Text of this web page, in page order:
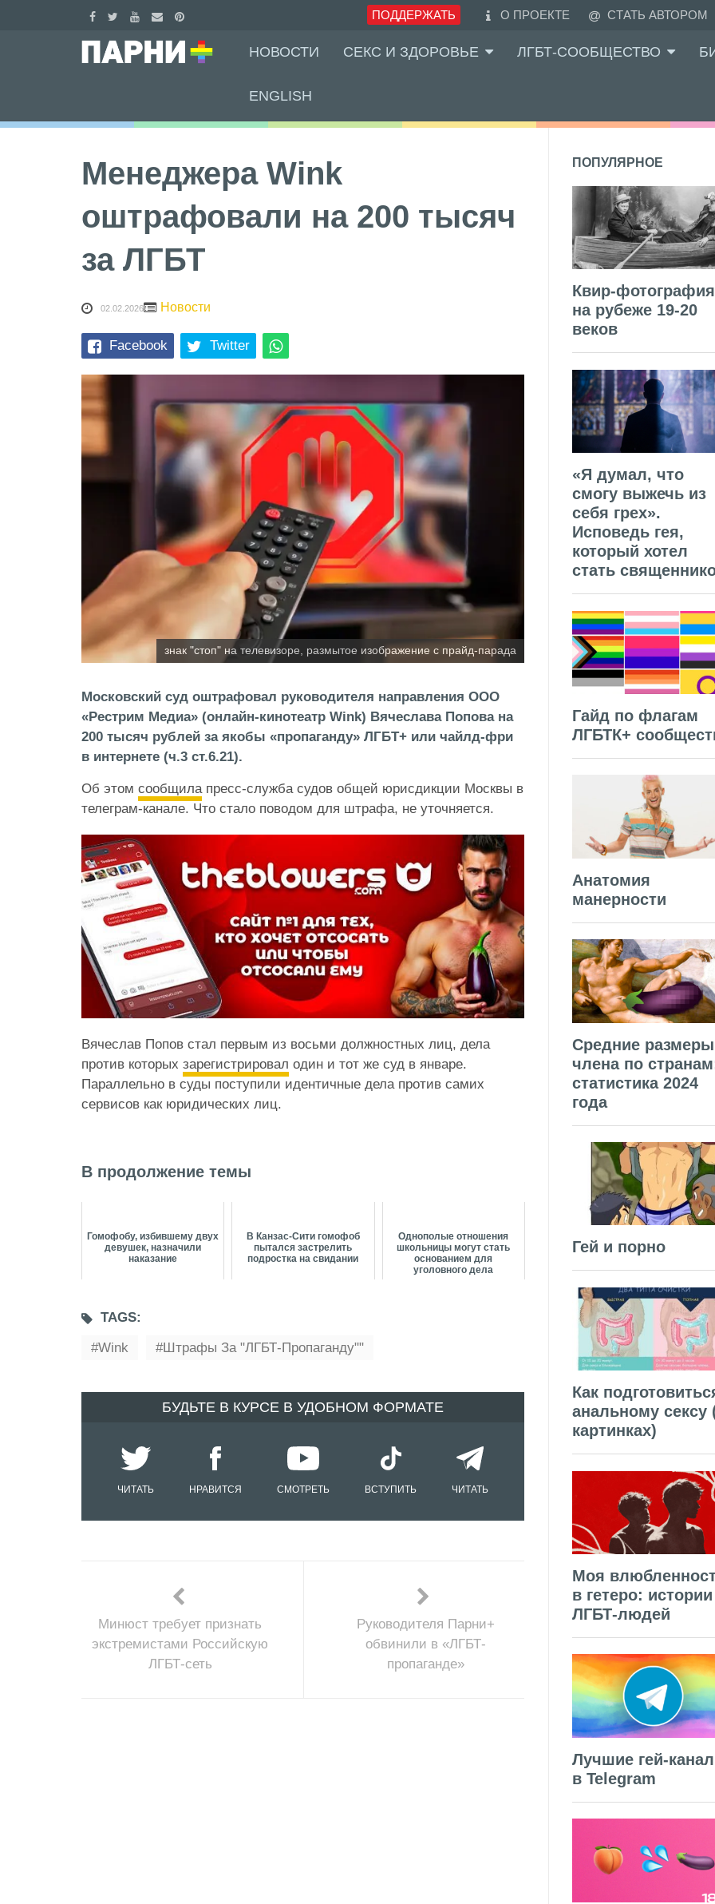
ПОДДЕРЖАТЬ О ПРОЕКТЕ СТАТЬ АВТОРОМ
НОВОСТИ СЕКС И ЗДОРОВЬЕ ЛГБТ-СООБЩЕСТВО
ENGLISH
Менеджера Wink
оштрафовали на 200 тысяч
за ЛГБТ
02.02.2026 Новости
Facebook Twitter
знак "стоп" на телевизоре, размытое изображение с прайд-парада
Московский суд оштрафовал руководителя направления ООО
«Рестрим Медиа» (онлайн-кинотеатр Wink) Вячеслава Попова на
200 тысяч рублей за якобы «пропаганду» ЛГБТ+ или чайлд-фри
в интернете (ч.3 ст.6.21).
Об этом сообщила пресс-служба судов общей юрисдикции Москвы в
телеграм-канале. Что стало поводом для штрафа, не уточняется.
Вячеслав Попов стал первым из восьми должностных лиц, дела
против которых зарегистрировал один и тот же суд в январе.
Параллельно в суды поступили идентичные дела против самих
сервисов как юридических лиц.
В продолжение темы
Гомофобу, избившему двух
девушек, назначили
наказание
В Канзас-Сити гомофоб
пытался застрелить
подростка на свидании
Однополые отношения
школьницы могут стать
основанием для
уголовного дела
TAGS:
Wink
Штрафы За "ЛГБТ-Пропаганду""
БУДЬТЕ В КУРСЕ В УДОБНОМ ФОРМАТЕ
ЧИТАТЬ НРАВИТСЯ СМОТРЕТЬ ВСТУПИТЬ ЧИТАТЬ
Минюст требует признать
экстремистами Российскую
ЛГБТ-сеть
Руководителя Парни+
обвинили в «ЛГБТ-
пропаганде»
ПОПУЛЯРНОЕ
Квир-фотография
на рубеже 19-20
веков
«Я думал, что
смогу выжечь из
себя грех».
Исповедь гея,
который хотел
стать
Гайд по флагам
ЛГБТК+
Анатомия
манерности
Средние размеры
члена по
статистика 2024
года
Гей и порно
Как
анальному сексу
картинках)
Моя
в гетеро: истории
ЛГБТ-людей
Лучшие гей-
в Telegram